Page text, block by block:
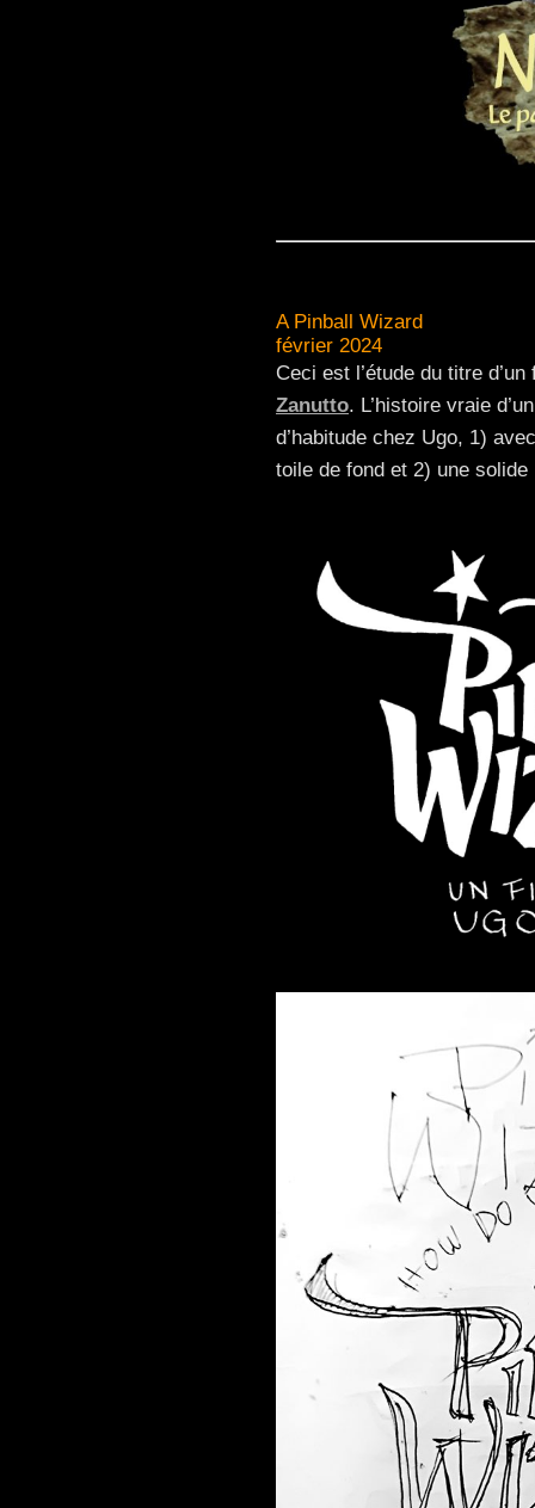
A Pinball Wizard
février 2024
Ceci est l’étude du titre
Zanutto. L’histoire vraie
d’habitude chez Ugo, 1)
toile de fond et 2) une